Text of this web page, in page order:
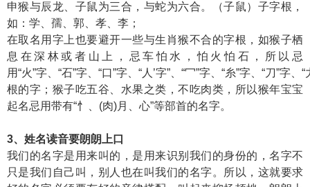
申猴与辰龙、子鼠为三合，与蛇为六合。（子鼠）子字根，
如：学、孺、郭、孝、李；
在取名用字上也要避开一些与生肖猴不合的字根，如猴子栖
息在深林或者山上，忌车怕水，怕火怕石，所以忌
用“火”字、“石”字、“口”字、“人’字”、“冖”字、“糸”字、“刀”字、
根的字；猴子吃五谷、水果之类，不吃肉类，所以猴年宝宝
起名忌用带有“忄、(肉)月、心”等部首的名字。
3、姓名读音要朗朗上口
我们的名字是用来叫的，是用来识别我们的身份的，名字不
只是我们自己叫，别人也在叫我们的名字。所以，这就要求